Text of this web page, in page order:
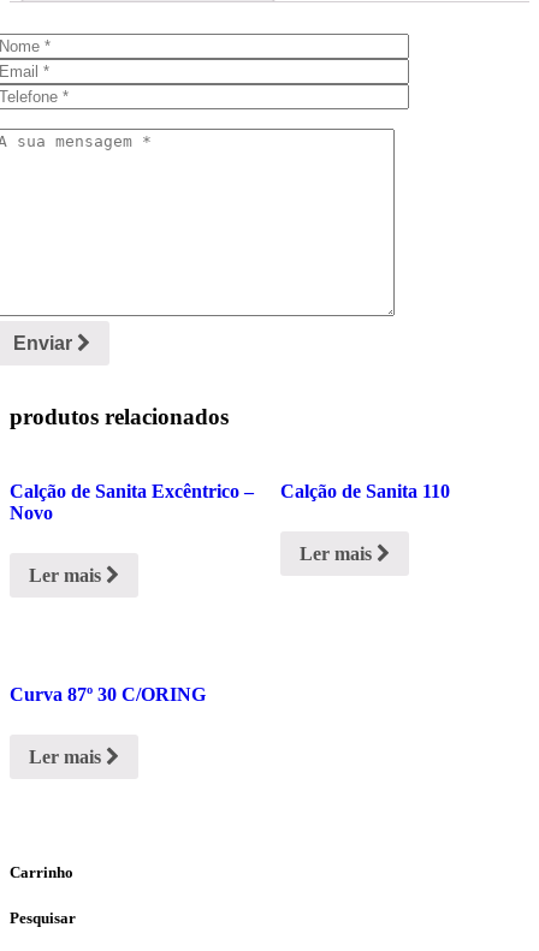
Enviar
produtos relacionados
Calção de Sanita Excêntrico –
Novo
Ler mais
Calção de Sanita 110
Ler mais
Curva 87º 30 C/ORING
Ler mais
Carrinho
Pesquisar